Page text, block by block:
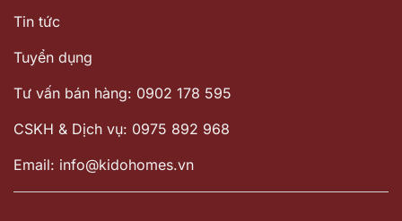
Tin tức
Tuyển dụng
Tư vấn bán hàng: 0902 178 595
CSKH & Dịch vụ: 0975 892 968
Email: info@kidohomes.vn